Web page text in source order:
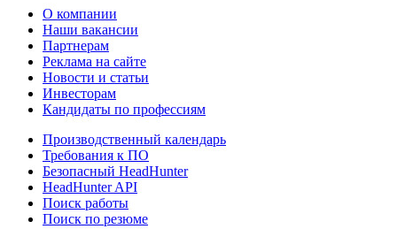
О компании
Наши вакансии
Партнерам
Реклама на сайте
Новости и статьи
Инвесторам
Кандидаты по профессиям
Производственный календарь
Требования к ПО
Безопасный HeadHunter
HeadHunter API
Поиск работы
Поиск по резюме